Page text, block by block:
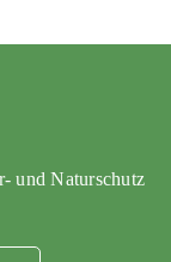
und Naturschutz